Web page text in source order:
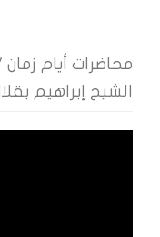
الكتب
محاضرات أيام
الشيخ إبراهيم